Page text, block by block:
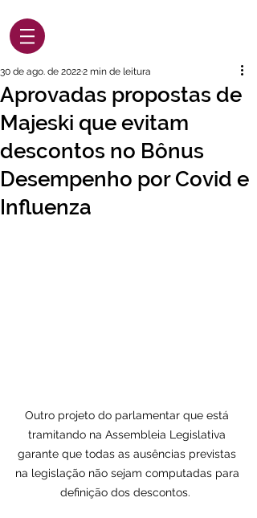
Aprovadas propostas de
Majeski que evitam
descontos no Bônus
Desempenho por Covid e
Influenza
30 de ago. de 20222 min de leitura
Outro projeto do parlamentar que está
tramitando na Assembleia Legislativa
garante que todas as ausências previstas
na legislação não sejam computadas para
definição dos descontos.